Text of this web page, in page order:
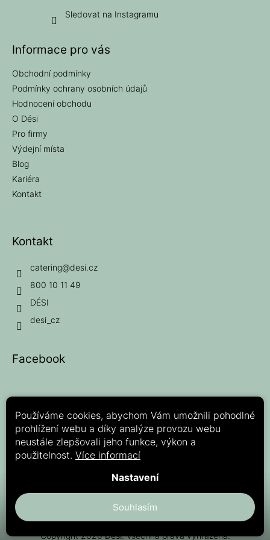
Používáme cookies, abychom Vám umožnili pohodlné
prohlížení webu a díky analýze provozu webu
neustále zlepšovali jeho funkce, výkon a
použitelnost. Více informací
Nastavení
Souhlasím
Sledovat na Instagramu
Informace pro vás
Obchodní podmínky
Podmínky ochrany osobních údajů
Hodnocení obchodu
O Dési
Pro firmy
Výdejní místa
Blog
Kariéra
Kontakt
Kontakt
catering@desi.cz
800 10 11 49
DÉSI
desi_cz
Facebook
Možnosti platby:
Copyright 2026Dési. Všechna práva vyhrazena.